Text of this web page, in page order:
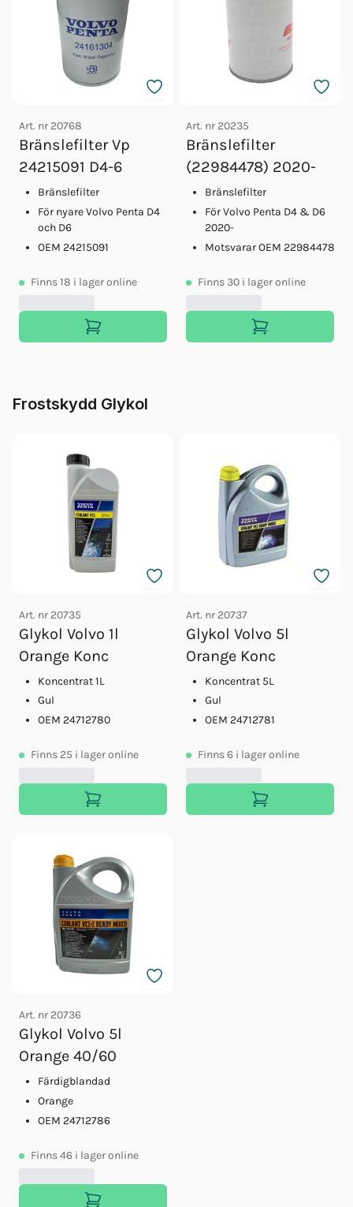
Art. nr 20768
Bränslefilter Vp
24215091 D4-6
Bränslefilter
För nyare Volvo Penta D4
och D6
OEM 24215091
Finns18 i lager online
Art. nr 20235
Bränslefilter
(22984478) 2020-
Bränslefilter
För Volvo Penta D4 & D6
2020-
Motsvarar OEM 22984478
Finns 30 i lager online
Frostskydd Glykol
Art. nr 20735
Glykol Volvo 1l
Orange Konc
Koncentrat 1L
Gul
OEM 24712780
Finns 25 i lager online
Art. nr 20737
Glykol Volvo 5l
Orange Konc
Koncentrat 5L
Gul
OEM 24712781
Finns6 i lager online
Art. nr 20736
Glykol Volvo 5l
Orange 40/60
Färdigblandad
Orange
OEM 24712786
Finns46 i lager online